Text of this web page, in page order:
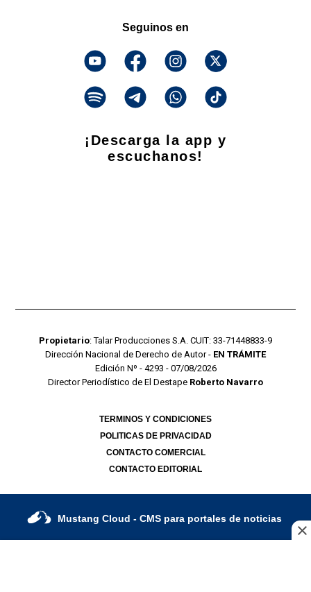
Seguinos en
¡Descarga la app y
escuchanos!
Propietario: Talar Producciones S.A. CUIT: 33-71448833-9
Dirección Nacional de Derecho de Autor - EN TRÁMITE
Edición Nº - 4293 - 07/08/2026
Director Periodístico de El Destape Roberto Navarro
TERMINOS Y CONDICIONES
POLITICAS DE PRIVACIDAD
CONTACTO COMERCIAL
CONTACTO EDITORIAL
Mustang Cloud - CMS para portales de noticias